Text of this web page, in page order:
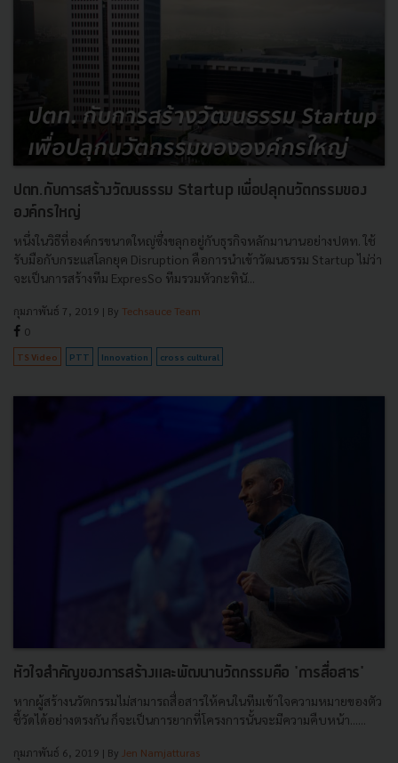
ปตท.กับการสร้างวัฒนธรรม Startup เพื่อปลุกนวัตกรรมของ
องค์กรใหญ่
หนึ่งในวิธีที่องค์กรขนาดใหญ่ซึ่งขลุกอยู่กับธุรกิจหลักมานานอย่างปตท. ใช้
รับมือกับกระแสโลกยุค Disruption คือการนำเข้าวัฒนธรรม Startup ไม่ว่า
จะเป็นการสร้างทีม ExpresSo ทีมรวมหัวกะทินั...
กุมภาพันธ์ 7, 2019 | By Techsauce Team
0
TS Video PTT Innovation cross cultural
หัวใจสำคัญของการสร้างและพัฒนานวัตกรรมคือ 'การสื่อสาร'
หากผู้สร้างนวัตกรรมไม่สามารถสื่อสารให้คนในทีมเข้าใจความหมายของตัว
ชี้วัดได้อย่างตรงกัน ก็จะเป็นการยากที่โครงการนั้นจะมีความคืบหน้า......
กุมภาพันธ์ 6, 2019 | By Jen Namjatturas